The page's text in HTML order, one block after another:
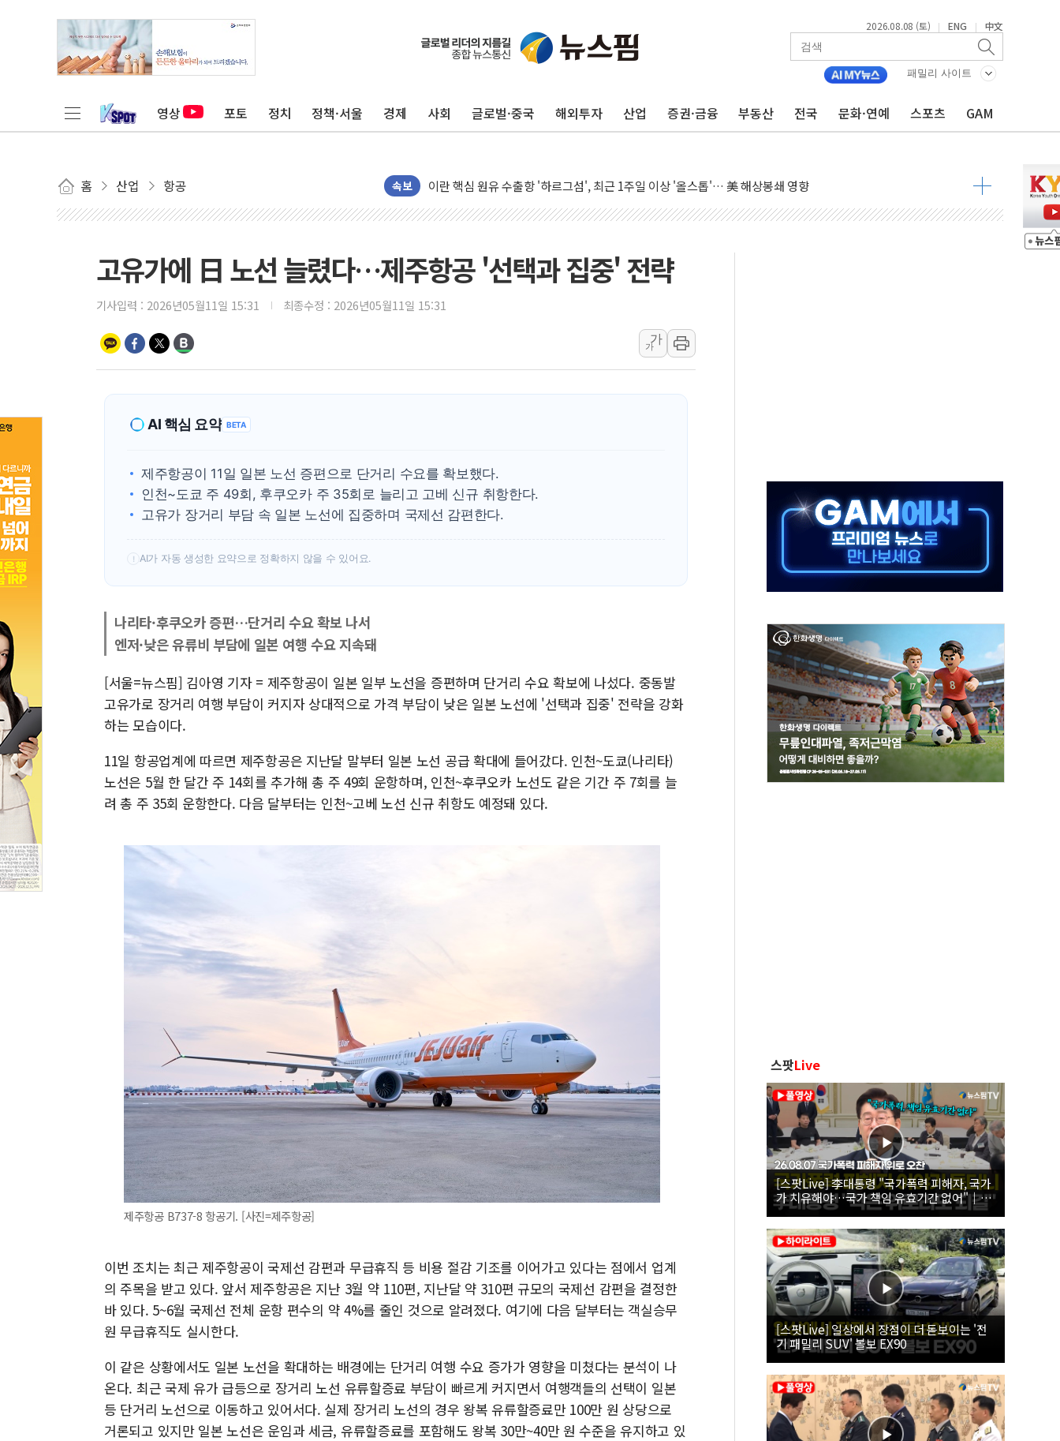
2026.08.08 (토) | ENG | 中文
패밀리 사이트
영상 포토 정치 정책·서울 경제 사회 글로벌·중국 해외투자 산업 증권·금융 부동산 전국 문화·연예 스포츠 GAM
홈 산업 항공 속보
유럽증시, 美 고용 예상 밖 부진에 연준 금리 인상 가능성 낮아지며 상승… STOXX 600 지수는 나흘 연속 최고치
미 연준 매파 기세 꺾이나…고용 감소에 9월 동결 전망 우세
트럼프, 백신·자폐증 행정명령 검토…"이르면 다음 주"
美 항소법원, 백악관 무도회장 공사 중단 명령…트럼프 제동
美 고용 쇼크에 엔화 장중 급등…시장은 "또 개입했나" 촉각
[AI MY 뉴스] 뉴욕 반도체주 프리뷰...美 고용 쇼크에 반도체주 '활짝'
[종합] 美 7월 고용 2만3000명 감소 '쇼크'…9월 금리 인상 기대 후퇴
[사진] 이슬람 수니파 3개국, 공동방위협정 체결
뉴욕증시 개장 전 특징주...아틀라시안·클라우드플레어·태양광주↑ VS 트레이드데스크·웬디스↓
보훈부, 미 DPAA와 MOU… "6·25 미군 실종자 7359명 끝까지 찾겠다"
트럼프 "금리 내려야"…파월 때와 달리 워시엔 톤 낮춰
특정 정치인 측근 포항시 정책특보 내정설...포항시 '시끌'
李 "해남 태양광, 대한민국 다음 100년 밑거름…수도권 집중 완화 전환점"
[사진] 빈살만과 에르도안의 만남
이란와이어 "이란 최고지도자 위독…곧 사망해도 놀랍지 않아"
고유가에 日 노선 늘렸다…제주항공 '선택과 집중' 전략
기사입력 : 2026년05월11일 15:31 최종수정 : 2026년05월11일 15:31
가
가
AI 핵심 요약 BETA
제주항공이 11일 일본 노선 증편으로 단거리 수요를 확보했다.
인천~도쿄 주 49회, 후쿠오카 주 35회로 늘리고 고베 신규 취항한다.
고유가 장거리 부담 속 일본 노선에 집중하며 국제선 감편한다.
! AI가 자동 생성한 요약으로 정확하지 않을 수 있어요.
나리타·후쿠오카 증편…단거리 수요 확보 나서
엔저·낮은 유류비 부담에 일본 여행 수요 지속돼
[서울=뉴스핌] 김아영 기자 = 제주항공이 일본 일부 노선을 증편하며 단거리 수요 확보에 나섰다. 중동발
고유가로 장거리 여행 부담이 커지자 상대적으로 가격 부담이 낮은 일본 노선에 '선택과 집중' 전략을 강화
하는 모습이다.
11일 항공업계에 따르면 제주항공은 지난달 말부터 일본 노선 공급 확대에 들어갔다. 인천~도쿄(나리타)
노선은 5월 한 달간 주 14회를 추가해 총 주 49회 운항하며, 인천~후쿠오카 노선도 같은 기간 주 7회를 늘
려 총 주 35회 운항한다. 다음 달부터는 인천~고베 노선 신규 취항도 예정돼 있다.
제주항공 B737-8 항공기. [사진=제주항공]
이번 조치는 최근 제주항공이 국제선 감편과 무급휴직 등 비용 절감 기조를 이어가고 있다는 점에서 업계
의 주목을 받고 있다. 앞서 제주항공은 지난 3월 약 110편, 지난달 약 310편 규모의 국제선 감편을 결정한
바 있다. 5~6월 국제선 전체 운항 편수의 약 4%를 줄인 것으로 알려졌다. 여기에 다음 달부터는 객실승무
원 무급휴직도 실시한다.
이 같은 상황에서도 일본 노선을 확대하는 배경에는 단거리 여행 수요 증가가 영향을 미쳤다는 분석이 나
온다. 최근 국제 유가 급등으로 장거리 노선 유류할증료 부담이 빠르게 커지면서 여행객들의 선택이 일본
등 단거리 노선으로 이동하고 있어서다. 실제 장거리 노선의 경우 왕복 유류할증료만 100만 원 상당으로
거론되고 있지만 일본 노선은 운임과 세금, 유류할증료를 포함해도 왕복 30만~40만 원 수준을 유지하고 있
스팟Live
[스팟Live] 李대통령 "국가폭력 피해자, 국가
가 치유해야…국가 책임 유효기간 없어"｜
26.08.07 국가폭력 피해자 위로 오찬
[스팟Live] 일상에서 장점이 더 돋보이는 '전
기 패밀리 SUV' 볼보 EX90